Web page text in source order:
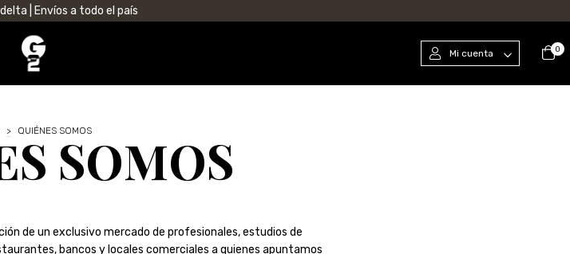
| Envíos a todo el país
Mi cuenta 0
> QUIÉNES SOMOSSOMOS
de un exclusivo mercado de profesionales, estudios de
bancos y locales comerciales a quienes apuntamos